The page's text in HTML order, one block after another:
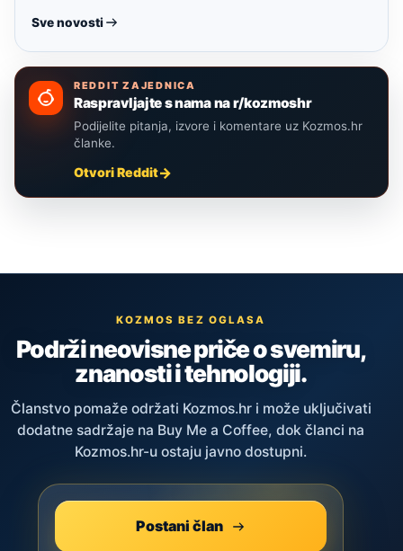
Sve novosti
REDDIT ZAJEDNICA
Raspravljajte s nama na r/kozmoshr
Podijelite pitanja, izvore i komentare uz Kozmos.hr
članke.
Otvori Reddit
KOZMOS BEZ OGLASA
Podrži neovisne priče o svemiru,
znanosti i tehnologiji.
Članstvo pomaže održati Kozmos.hr i može uključivati
dodatne sadržaje na Buy Me a Coffee, dok članci na
Kozmos.hr-u ostaju javno dostupni.
Postani član